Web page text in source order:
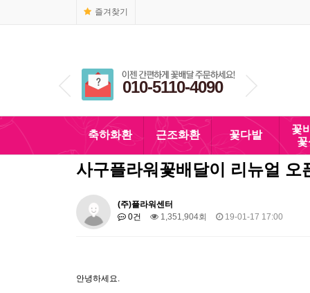
즐겨찾기
4090 010-5110-4090
축하화환 근조화환 꽃다발
꽃
사구플라워꽃배달이 리뉴얼 오
(주)플라워센터
0건
1,351,904회 19-01-17 17:00
안녕하세요.